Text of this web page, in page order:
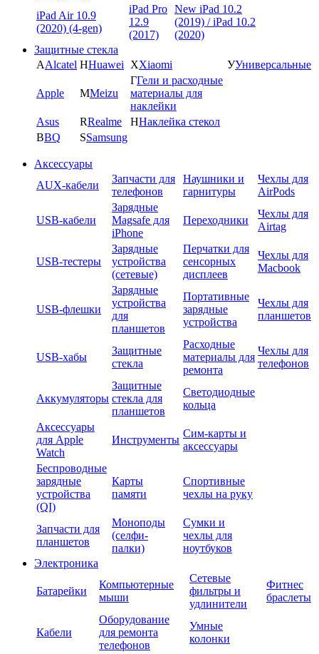
iPad Air 10.9
(2020) (4-gen)
iPad Pro
12.9
(2017)
New iPad 10.2
(2019) / iPad 10.2
(2020)
Защитные стекла
AAlcatel HHuawei XXiaomi УУниверсальные
Apple MMeizu
ГГели и расходные
материалы для
наклейки
Asus
RRealme ННаклейка стекол
BBQ SSamsung
Аксессуары
AUX-кабели
Запчасти для
телефонов
Наушники и
гарнитуры
Чехлы для
AirPods
USB-кабели
Зарядные
Magsafe для
iPhone
Переходники
Чехлы для
Airtag
USB-тестеры
Зарядные
устройства
(сетевые)
Перчатки для
сенсорных
дисплеев
Чехлы для
Macbook
USB-флешки
Зарядные
устройства
для
планшетов
Портативные
зарядные
устройства
Чехлы для
планшетов
USB-хабы
Защитные
стекла
Расходные
материалы для
ремонта
Чехлы для
телефонов
Аккумуляторы
Защитные
стекла для
планшетов
Светодиодные
кольца
Аксессуары
для Apple
Watch
Инструменты
Сим-карты и
аксессуары
Беспроводные
зарядные
устройства
(QI)
Карты
памяти
Спортивные
чехлы на руку
Запчасти для
планшетов
Моноподы
(селфи-
палки)
Сумки и
чехлы для
ноутбуков
Электроника
Батарейки
Компьютерные
мыши
Сетевые
фильтры и
удлинители
Фитнес
браслеты
Кабели
Оборудование
для ремонта
телефонов
Умные
колонки